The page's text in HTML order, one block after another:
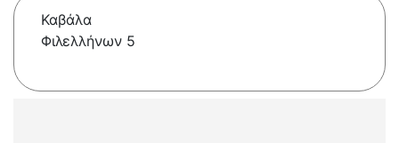
Καβάλα
Φιλελλήνων 5